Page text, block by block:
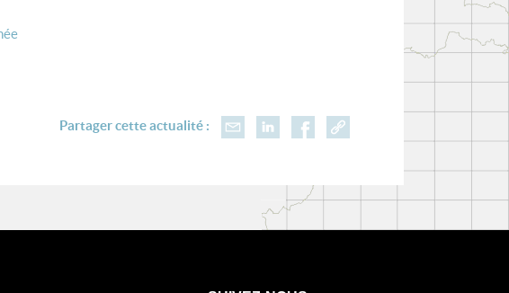
Partager cette actualité :